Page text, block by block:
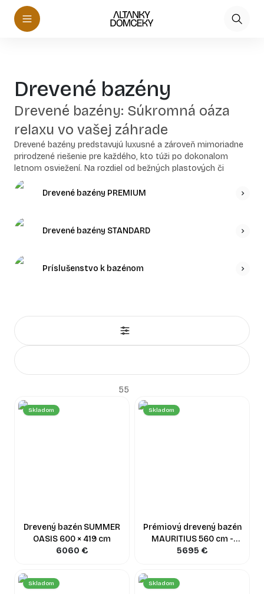
Drevené bazény
Drevené bazény: Súkromná oáza
relaxu vo vašej záhrade
Drevené bazény predstavujú luxusné a zároveň mimoriadne
prirodzené riešenie pre každého, kto túži po dokonalom
letnom osviežení. Na rozdiel od bežných plastových či
nafukovacích alternatív prinášajú do exteriéru
neopakovateľnú estetiku. Masívne drevené obloženie
materiály sú zárukou dlhej životnosti, pevnosti a výbornej
odolnosti voči vonkajším vplyvom. Obrovskou výhodou
Vyberte si z ponuky rôznych rozmerov a tvarov taký, ktorý
najlepšie zapadne na váš pozemok. Doprajte si ekologické,
trvácne a dizajnovo prepracované riešenie, ktoré vytvorí
ideálny priestor na letnú zábavu s rodinou aj večerný relax s
priateľmi.
Drevené bazény PREMIUM
Drevené bazény STANDARD
Príslušenstvo k bazénom
55
Skladom
Drevený bazén SUMMER
OASIS 600 × 419 cm
6060 €
Skladom
Prémiový drevený bazén
MAURITIUS 560 cm -
Osemuholník
5695 €
Skladom Skladom